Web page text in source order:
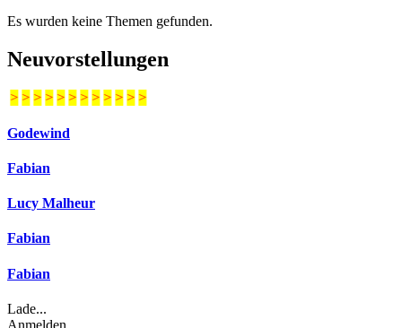
Es wurden keine Themen gefunden.
Neuvorstellungen
> > > > > > > > > > > >
Godewind
Fabian
Lucy Malheur
Fabian
Fabian
Lade...
Anmelden